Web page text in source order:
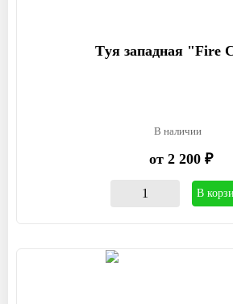
Tуя западная "Fire
В наличии
от 2 200 ₽
В